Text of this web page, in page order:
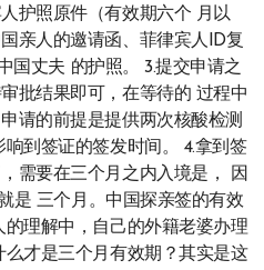
护照原件（有效期六个 月以
亲人的邀请函、菲律宾人ID复
国丈夫 的护照。 3.提交申请之
批结果即可，在等待的 过程中
请的前提是提供两次核酸检测
到签证的签发时间。 4.拿到签
需要在三个月之内入境是， 因
是 三个月。中国探亲签的有效
理解中，自己的外籍老婆办理
才是三个月有效期？其实是这